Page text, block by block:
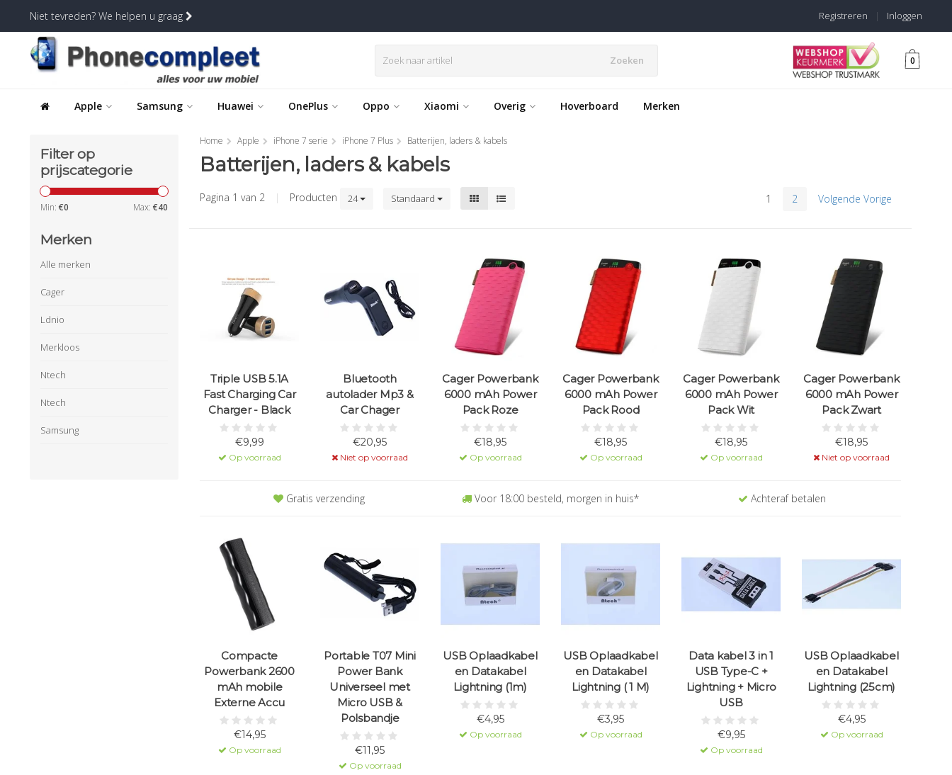
Niet tevreden? We helpen u graag Inloggen
|
Registreren
Zoeken 0
Apple Samsung Huawei OnePlus Oppo Xiaomi Overig Hoverboard Merken
Filter op
prijscategorie
Min: €0 Max: €40
Merken
Alle merken
Cager
Ldnio
Merkloos
Ntech
Ntech
Samsung
Home Apple iPhone 7 serie iPhone 7 Plus Batterijen, laders & kabels
Batterijen, laders & kabels
Pagina 1 van 2 | Producten 24 Standaard 1 2 Volgende Vorige
Triple USB 5.1A
Fast Charging Car
Charger - Black
€9,99
Op voorraad
Bluetooth
autolader Mp3 &
Car Chager
€20,95
Niet op voorraad
Cager Powerbank
6000 mAh Power
Pack Roze
€18,95
Op voorraad
Cager Powerbank
6000 mAh Power
Pack Rood
€18,95
Op voorraad
Cager Powerbank
6000 mAh Power
Pack Wit
€18,95
Op voorraad
Cager Powerbank
6000 mAh Power
Pack Zwart
€18,95
Niet op voorraad
Gratis verzending Voor 18:00 besteld, morgen in huis* Achteraf betalen
Compacte
Powerbank 2600
mAh mobile
Externe Accu
€14,95
Op voorraad
Portable T07 Mini
Power Bank
Universeel met
Micro USB &
Polsbandje
€11,95
Op voorraad
USB Oplaadkabel
en Datakabel
Lightning (1m)
€4,95
Op voorraad
USB Oplaadkabel
en Datakabel
Lightning ( 1 M)
€3,95
Op voorraad
Data kabel 3 in 1
USB Type-C +
Lightning + Micro
USB
€9,95
Op voorraad
USB Oplaadkabel
en Datakabel
Lightning (25cm)
€4,95
Op voorraad